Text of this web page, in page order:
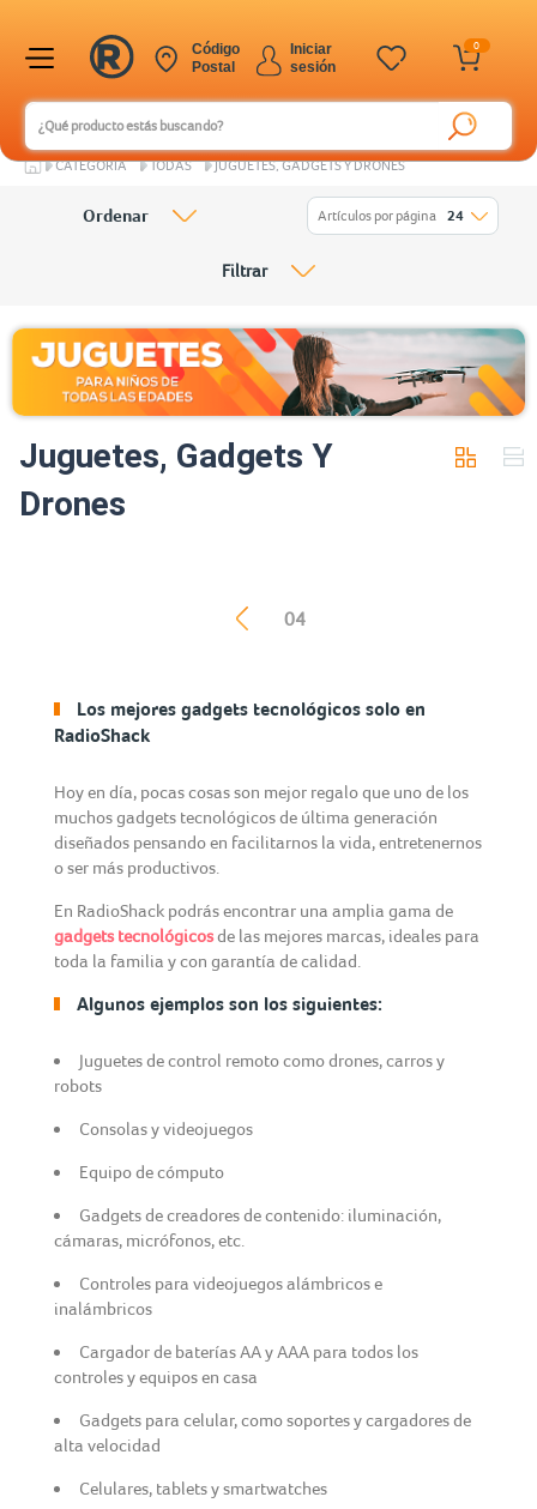
0
Iniciar
sesión
Código
Postal
CATEGORÍA TODAS JUGUETES, GADGETS Y DRONES
Juguetes, Gadgets Y
Drones
Ordenar Artículos por página 24
Filtrar
04
Los mejores gadgets tecnológicos solo en
RadioShack
Hoy en día, pocas cosas son mejor regalo que uno de los
muchos gadgets tecnológicos de última generación
diseñados pensando en facilitarnos la vida, entretenernos
o ser más productivos.
En RadioShack podrás encontrar una amplia gama de
gadgets tecnológicosde las mejores marcas, ideales para
toda la familia y con garantía de calidad.
Algunos ejemplos son los siguientes:
Juguetes de control remoto como drones, carros y
robots
Consolas y videojuegos
Equipo de cómputo
Gadgets de creadores de contenido: iluminación,
cámaras, micrófonos, etc.
Controles para videojuegos alámbricos e
inalámbricos
Cargador de baterías AA y AAA para todos los
controles y equipos en casa
Gadgets para celular, como soportes y cargadores de
alta velocidad
Celulares, tablets y smartwatches